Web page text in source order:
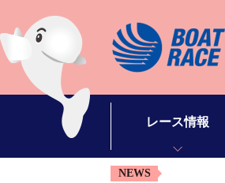
レース情報
シリーズインデックス
NEWS